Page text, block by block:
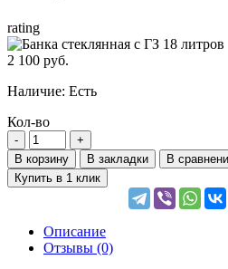
rating
2 100 руб.
Наличие: Есть
Кол-во
В корзину В закладки
В
Купить в 1 клик
Описание
Отзывы (0)